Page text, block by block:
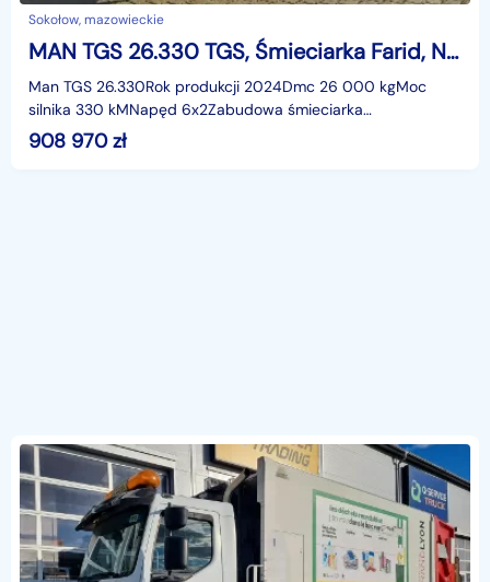
Sokołow, mazowieckie
MAN TGS 26.330 TGS, Śmieciarka Farid, Nowy
Man TGS 26.330Rok produkcji 2024Dmc 26 000 kgMoc
silnika 330 kMNapęd 6x2Zabudowa śmieciarka
FaridPojemność 23m3Wrzutnik uniwersalnyBbsługa
pojemników 110- 1100l
908 970zł